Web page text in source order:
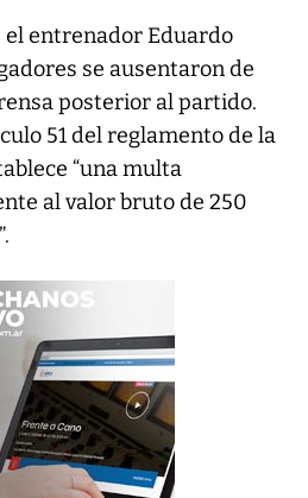
el entrenador Eduardo
se ausentaron de
posterior al partido.
51 del reglamento de la
“una multa
al valor bruto de 250